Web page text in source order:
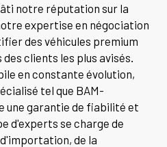
notre réputation sur la
expertise en négociation
des véhicules premium
clients les plus avisés.
en constante évolution,
tel que BAM-
une garantie de fiabilité et
d'experts se charge de
de la